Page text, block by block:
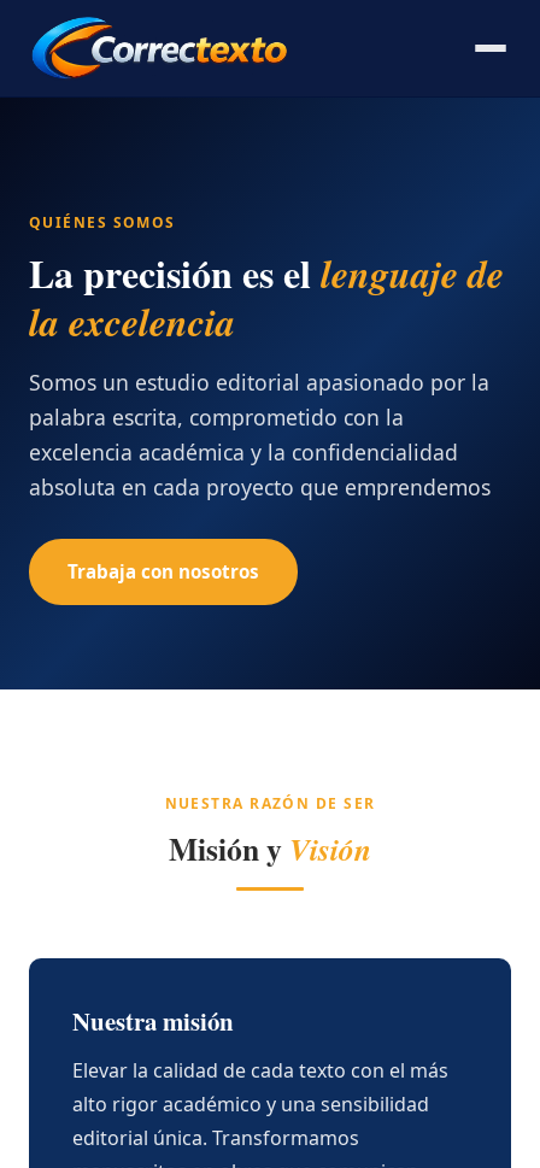
QUIÉNES SOMOS
La precisión es ellenguaje de
la excelencia
Somos un estudio editorial apasionado por la
palabra escrita, comprometido con la
excelencia académica y la confidencialidad
absoluta en cada proyecto que emprendemos
Trabaja con nosotros
NUESTRA RAZÓN DE SER
Misión yVisión
Nuestra misión
Elevar la calidad de cada texto con el más
alto rigor académico y una sensibilidad
editorial única. Transformamos